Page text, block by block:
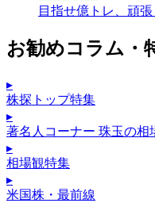
目指せ億トレ、頑
お勧めコラム・
▸
株探トップ特集
▸
著名人コーナー 珠玉の相
▸
相場観特集
▸
米国株・最前線